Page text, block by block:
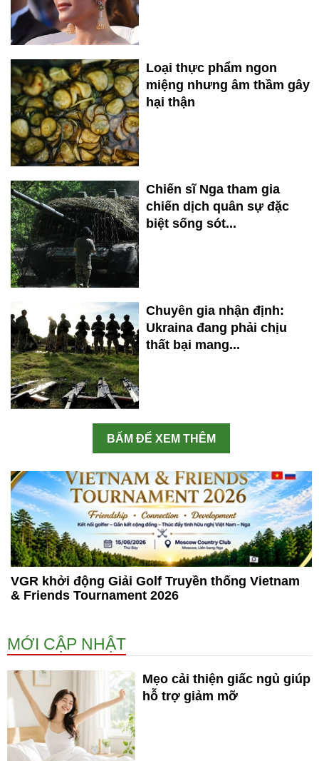
Loại thực phẩm ngon
miệng nhưng âm thầm gây
hại thận
Chiến sĩ Nga tham gia
chiến dịch quân sự đặc
biệt sống sót...
Chuyên gia nhận định:
Ukraina đang phải chịu
thất bại mang...
BẤM ĐỂ XEM THÊM
VGR khởi động Giải Golf Truyền thống Vietnam
& Friends Tournament 2026
MỚI CẬP NHẬT
Mẹo cải thiện giấc ngủ giúp
hỗ trợ giảm mỡ